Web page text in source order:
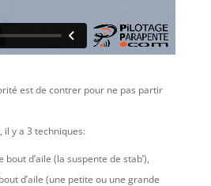
est de contrer pour ne pas partir
, il y a 3 techniques:
d’aile (la suspente de stab’),
d’aile (une petite ou une grande